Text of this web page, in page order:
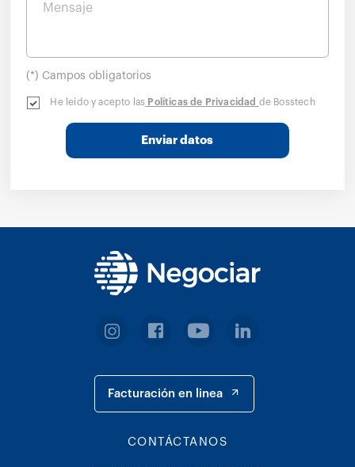
Mensaje
(*) Campos obligatorios
He leído y acepto las Políticas de Privacidad de Bosstech
Enviar datos
Facturación en linea
CONTÁCTANOS